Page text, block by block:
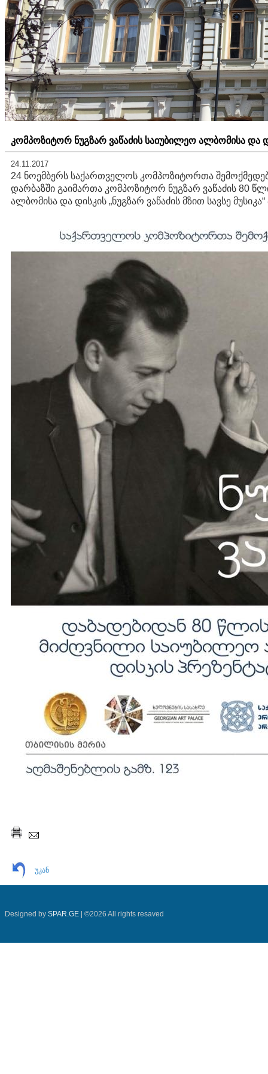
კომპოზიტორ ნუგზარ ვაწაძის საიუბილეო ალბომისა და
24.11.2017
24 ნოემბერს საქართველოს კომპოზიტორთა
დარბაზში გაიმართა კომპოზიტორ ნუგზარ ვაწაძის 80
ალბომისა და დისკის „ნუგზარ ვაწაძის მზით სავსე მუსიკა“
უკან
Designed by SPAR.GE | ©2026 All rights resaved